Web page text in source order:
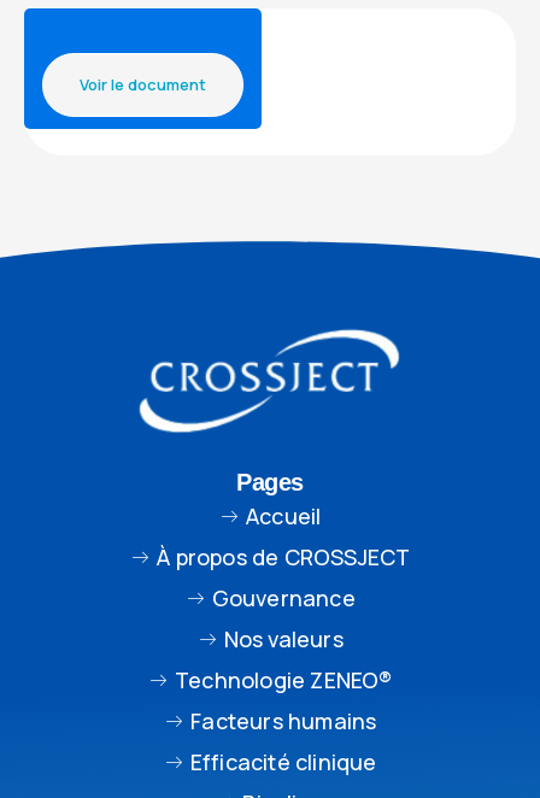
Voir le document
Pages
Accueil
À propos de CROSSJECT
Gouvernance
Nos valeurs
Technologie ZENEO®
Facteurs humains
Efficacité clinique